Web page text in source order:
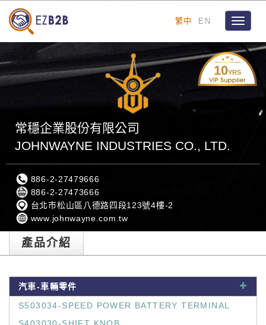
繁中 EN
Toggle
10YRS
常穩企業股份有限公司
JOHNWAYNE INDUSTRIES CO., LTD.
886-2-27479666
886-2-27473666
台北市松山區八德路四段123號4樓-2
www.johnwayne.com.tw
產品介紹
汽車-車輛零件
S503034-SPEED POWER BATTERY TERMINAL